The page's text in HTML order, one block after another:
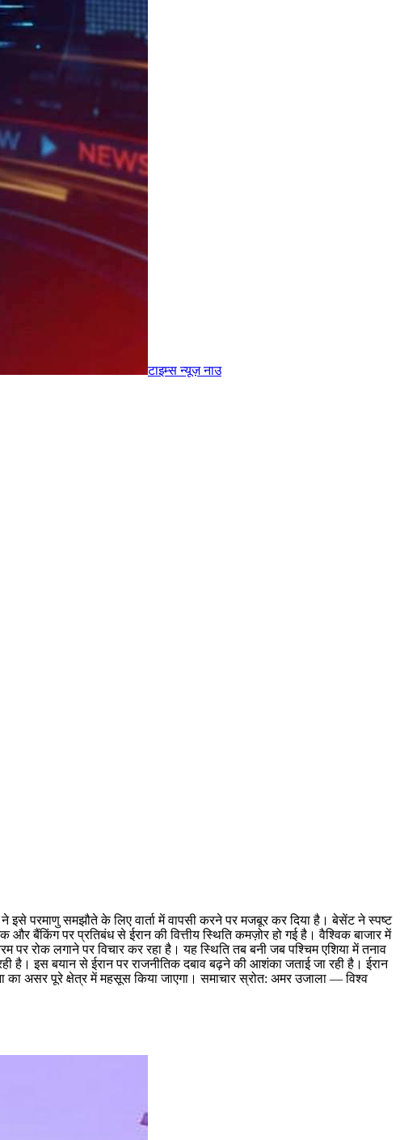
टाइम्सन्यूज़नाउ
इसे परमाणु समझौते के लिए वार्ता में वापसी करने पर मजबूर कर दिया है। बेसेंट ने स्पष्ट
और बैंकिंग पर प्रतिबंध से ईरान की वित्तीय स्थिति कमज़ोर हो गई है। वैश्विक बाजार में
रोक लगाने पर विचार कर रहा है। यह स्थिति तब बनी जब पश्चिम एशिया में तनाव
है। इस बयान से ईरान पर राजनीतिक दबाव बढ़ने की आशंका जताई जा रही है। ईरान
असर पूरे क्षेत्र में महसूस किया जाएगा। समाचार स्रोत: अमर उजाला — विश्व